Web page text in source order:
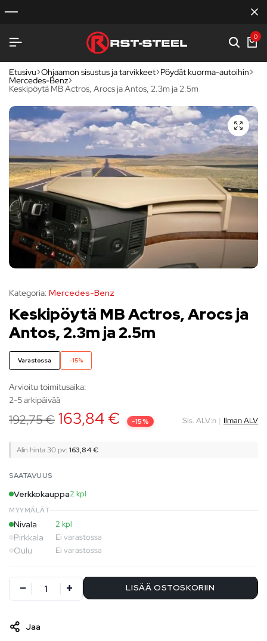
0
Etusivu Ohjaamon sisustus ja tarvikkeet Pöydät kuorma-autoihin
Mercedes-Benz
Keskipöytä MB Actros, Arocs ja Antos, 2.3m ja 2.5m
Kategoria: Mercedes-Benz
Keskipöytä MB Actros, Arocs ja
Antos, 2.3m ja 2.5m
Varastossa -15%
Arvioitu toimitusaika:
2-5 arkipäivää
192,75€ 163,84€ -15% Sis. ALV:n | Ilman ALV
Alin hinta 30 pv: 163,84€
SAATAVUUS
Verkkokauppa2 kpl
MYYMÄLÄT
Nivala 2 kpl
Pirkkala Ei varastossa
Oulu Ei varastossa
LISÄÄ OSTOSKORIIN
Jaa